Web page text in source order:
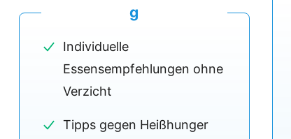
g
Individuelle
Essensempfehlungen ohne
Verzicht
Tipps gegen Heißhunger